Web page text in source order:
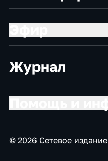
Журнал
© 2026 Сетевое